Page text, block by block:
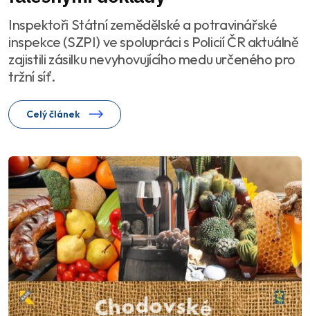
Inspektoři Státní zemědělské a potravinářské
inspekce (SZPI) ve spolupráci s Policií ČR aktuálně
zajistili zásilku nevyhovujícího medu určeného pro
tržní síť.
Celý článek